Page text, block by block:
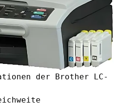
der Brother LC-